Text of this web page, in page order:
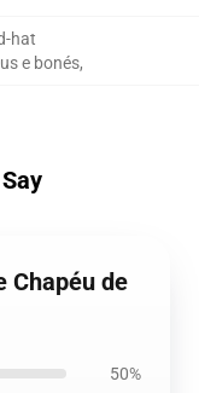
hat
e bonés,
Chapéu de
50%